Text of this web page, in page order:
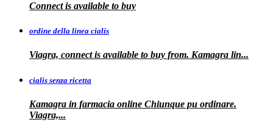
Connect is available to buy
ordine della linea cialis
Viagra, connect is available to buy from. Kamagra lin...
cialis senza ricetta
Kamagra in farmacia online Chiunque pu ordinare.
Viagra,...